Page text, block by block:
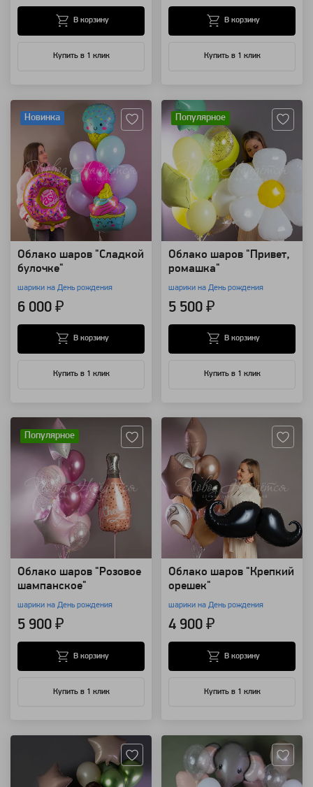
Купить в 1 клик
В корзину
Купить в 1 клик
В корзину
Новинка
Облако шаров "Сладкой
булочке"
шарики на День рождения
6 000 ₽
Купить в 1 клик
В корзину
Популярное
Облако шаров "Привет,
ромашка"
шарики на День рождения
5 500 ₽
Купить в 1 клик
В корзину
Популярное
Облако шаров "Розовое
шампанское"
шарики на День рождения
5 900 ₽
Купить в 1 клик
В корзину
Облако шаров "Крепкий
орешек"
шарики на День рождения
4 900 ₽
Купить в 1 клик
В корзину